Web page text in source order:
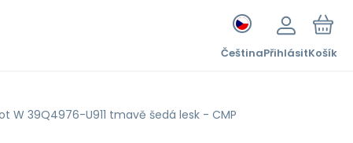
ČeštinaPřihlásitKošík
W 39Q4976-U911 tmavě šedá lesk - CMP